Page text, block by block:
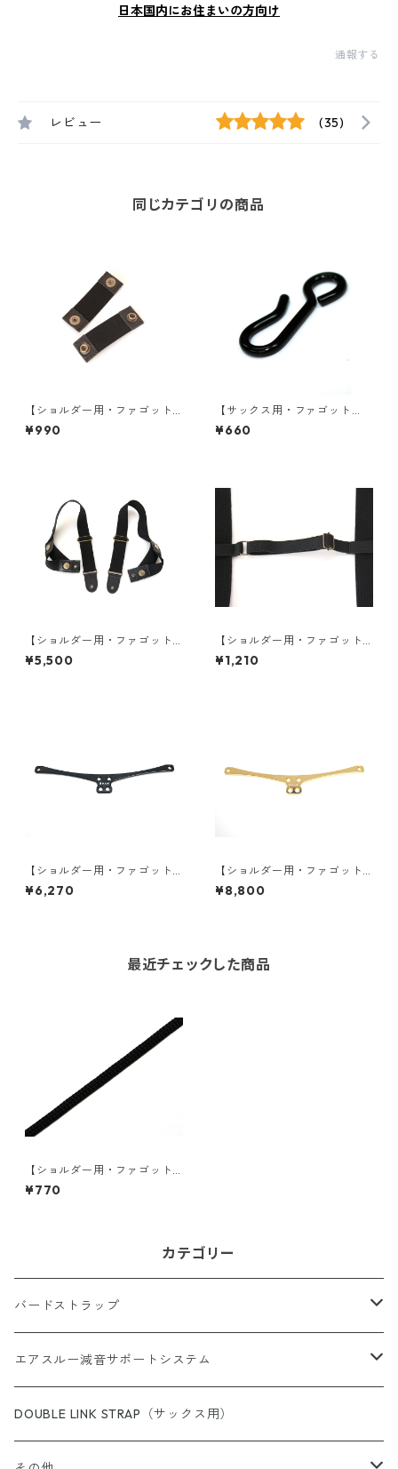
日本国内にお住まいの方向け
通報する
レビュー (35)
同じカテゴリの商品
【ショルダー用・ファゴット
用】スペアゴムパーツ
¥990
【サックス用・ファゴット
用】S字フック
¥660
【ショルダー用・ファゴット
用】ショルダーベルト（バー
ドストラップ）
¥5,500
【ショルダー用・ファゴット
用】補助ゴムベルト（バード
ストラップ）
¥1,210
【ショルダー用・ファゴット
用】V型プレート・エクストラ
ワイド：カラー（全10色）
¥6,270
【ショルダー用・ファゴット
用】V型プレート・エクストラ
ワイド：メッキ加工（ゴール
¥8,800
最近チェックした商品
【ショルダー用・ファゴット
用】ブレード(紐)単色（10色）
¥770
カテゴリー
バードストラップ
サックス用
完成品（すべての商品）
完成品（ウォッシャブル）
ショルダー（サックス／ファゴット用）
完成品
エアスルー減音サポートシステム
エアスルー・リード
DOUBLE LINK STRAP（サックス用）